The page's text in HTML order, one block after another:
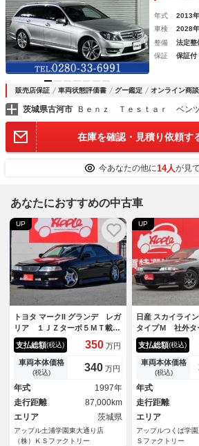
年式 2013年
車検
2028
整備
法定整
保証
保証
販売店保証 車両状態評価書 グー鑑定 オンライン商
茨城県古河市 Ｂｅｎｚ Ｔｅｓｔａｒ ベン
在庫を確認・見積り依頼す
今あなたの他に14人が見
あなたにおすすめの中古車
UP
トヨタ マークII グランデ レガ
リア １ＪＺターボ５ＭＴ載替
公認車 修復歴無 走行約８万
ｋｍ １ＪＺツインターボ載
替 ５ＭＴ載替 車検Ｒ１０年
３月迄 カールソン１９インチ
ＡＷ 社外車高調 ＭＡＱＳス
プリング フルエアロ 全塗装
車 ｂｅｆｒｅｅマフラー エ
アクリーナー
支払総額(税込) 350 万円
車両本体価格
(税込) 340 万円
年式
1997年
走行距離
87,000km
エリア
茨城県
アップル土浦学園東大通り店
（株）ＫＳファクトリー
UP
日産 スカイライ
タイプＭ 社外
ストゲート ファ
ド１７インチＡ
タークーラー
ＢＬＩＴＺエア
ワーバー
支払総額(税込)
車両本体価格
(税込)
年式
走行距離
エリア
アップルつくば学
Ｓファクトリー